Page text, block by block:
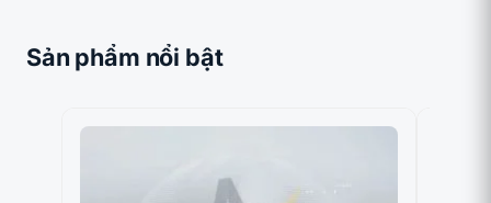
Sản phẩm nổi bật